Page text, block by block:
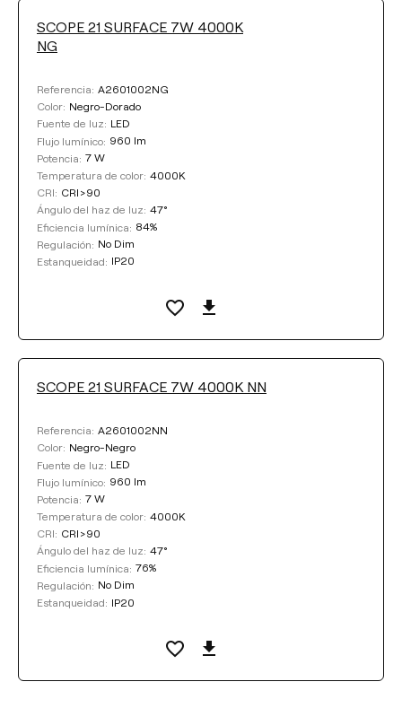
SCOPE 21 SURFACE 7W 4000K
NG
Referencia: A2601002NG
Color: Negro-Dorado
Fuente de luz: LED
Flujo lumínico: 960 lm
Potencia: 7 W
Temperatura de color: 4000K
CRI: CRI>90
Ángulo del haz de luz: 47°
Eficiencia lumínica: 84%
Regulación: No Dim
Estanqueidad: IP20
SCOPE 21 SURFACE 7W 4000K NN
Referencia: A2601002NN
Color: Negro-Negro
Fuente de luz: LED
Flujo lumínico: 960 lm
Potencia: 7 W
Temperatura de color: 4000K
CRI: CRI>90
Ángulo del haz de luz: 47°
Eficiencia lumínica: 76%
Regulación: No Dim
Estanqueidad: IP20